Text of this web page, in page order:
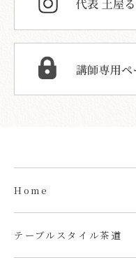
Home
テーブルスタイル茶道